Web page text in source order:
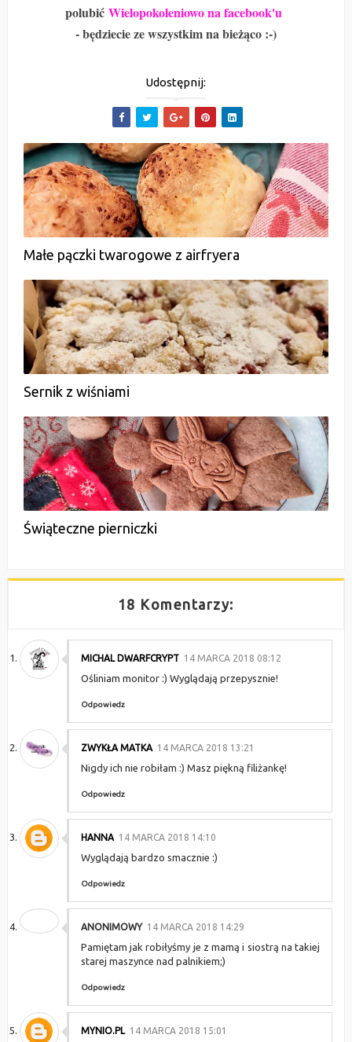
polubićWielopokoleniowo na facebook'u
- będziecie ze wszystkim na bieżąco :-)
Udostępnij:
Małe pączki twarogowe z airfryera
Sernik z wiśniami
Świąteczne pierniczki
18 Komentarzy:
MICHAL DWARFCRYPT 14 MARCA 2018 08:12
Ośliniam monitor :) Wyglądają przepysznie!
Odpowiedz
ZWYKŁA MATKA 14 MARCA 2018 13:21
Nigdy ich nie robiłam :) Masz piękną filiżankę!
Odpowiedz
HANNA 14 MARCA 2018 14:10
Wyglądają bardzo smacznie :)
Odpowiedz
ANONIMOWY 14 MARCA 2018 14:29
Pamiętam jak robiłyśmy je z mamą i siostrą na takiej
starej maszynce nad palnikiem;)
Odpowiedz
MYNIO.PL 14 MARCA 2018 15:01